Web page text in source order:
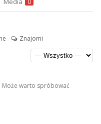
Znajomi
Może warto spróbować